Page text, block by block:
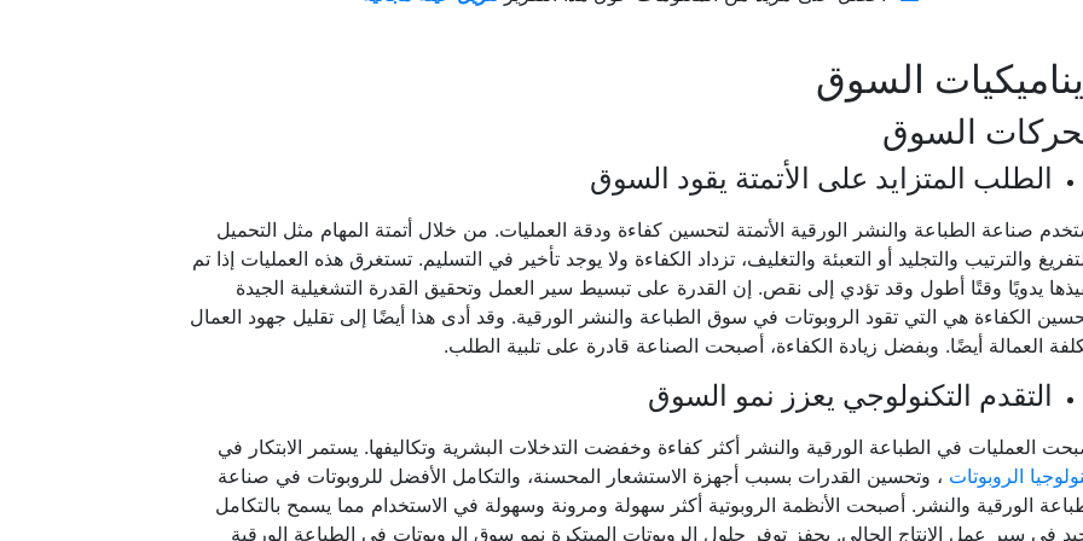
السوق
السوق
الطلب المتزايد على الأتمتة يقود السوق
صناعة الطباعة والنشر الورقية الأتمتة لتحسين كفاءة ودقة العمليات. من خلال أتمتة المهام مثل التحميل
والترتيب والتجليد أو التعبئة والتغليف، تزداد الكفاءة ولا يوجد تأخير في التسليم. تستغرق هذه العمليات إذا تم
يدويًا وقتًا أطول وقد تؤدي إلى نقص. إن القدرة على تبسيط سير العمل وتحقيق القدرة التشغيلية الجيدة
الكفاءة هي التي تقود الروبوتات في سوق الطباعة والنشر الورقية. وقد أدى هذا أيضًا إلى تقليل جهود العمال
العمالة أيضًا. وبفضل زيادة الكفاءة، أصبحت الصناعة قادرة على تلبية الطلب.
التقدم التكنولوجي يعزز نمو السوق
العمليات في الطباعة الورقية والنشر أكثر كفاءة وخفضت التدخلات البشرية وتكاليفها. يستمر الابتكار في
الروبوتات ، وتحسين القدرات بسبب أجهزة الاستشعار المحسنة، والتكامل الأفضل للروبوتات في صناعة
الورقية والنشر. أصبحت الأنظمة الروبوتية أكثر سهولة ومرونة وسهولة في الاستخدام مما يسمح بالتكامل
في سير عمل الإنتاج الحالي. يحفز توفر حلول الروبوتات المبتكرة نمو سوق الروبوتات في الطباعة الورقية